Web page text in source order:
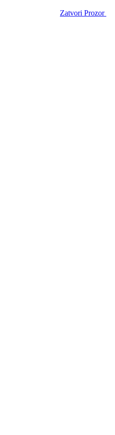
Zatvori Prozor